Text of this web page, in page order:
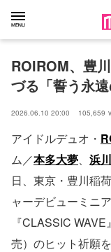
ROIROM、豊
づる「誓う永
2026.06.10 20:00 105,659
アイドルデュオ・
ム／本多大夢、 浜
日、東京・豊川稲
ャーデビューミニ
『CLASSIC
売）のヒット祈願を